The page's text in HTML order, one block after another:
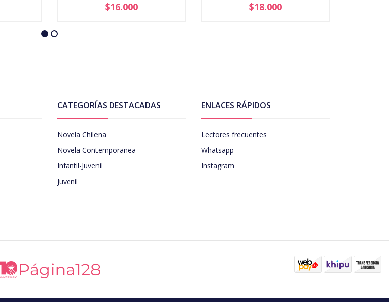
AGOTADO
$16.000 +
$18.000
CATEGORÍAS DESTACADAS
Novela Chilena
Novela Contemporanea
Infantil-Juvenil
Juvenil
ENLACES RÁPIDOS
Lectores frecuentes
Whatsapp
Instagram